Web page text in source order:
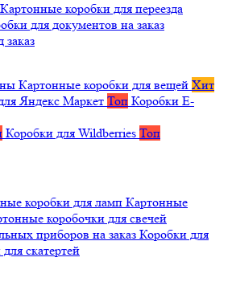
Картонные коробки для переезда
для документов на заказ
заказ
Картонные коробки для вещей Хит
Яндекс Маркет Топ Коробки E-
Коробки для Wildberries Топ
коробки для ламп Картонные
коробочки для свечей
приборов на заказ Коробки для
скатертей